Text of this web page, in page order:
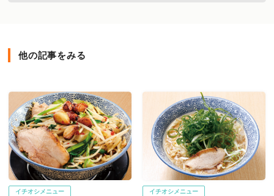
他の記事をみる
イチオシメニュー イチオシメニュー